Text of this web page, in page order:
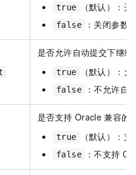
true （默认）：
false ：关闭参数
是否允许自动提交下继续
true （默认）：
false ：不允许自
是否支持 Oracle 兼容的
true （默认）：支
false ：不支持